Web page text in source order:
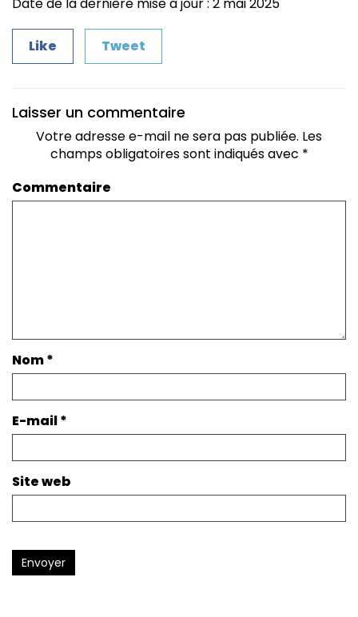
Like Tweet
Laisser un commentaire
Votre adresse e-mail ne sera pas publiée. Les
champs obligatoires sont indiqués avec *
Commentaire
Nom*
E-mail*
Site web
Envoyer